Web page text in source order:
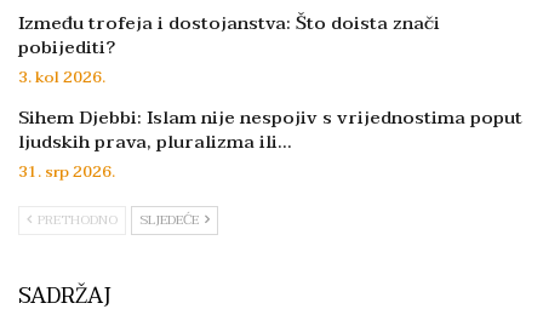
Između trofeja i dostojanstva: Što doista znači
pobijediti?
3. kol 2026.
Sihem Djebbi: Islam nije nespojiv s vrijednostima poput
ljudskih prava, pluralizma ili…
31. srp 2026.
PRETHODNO SLJEDEĆE
SADRŽAJ